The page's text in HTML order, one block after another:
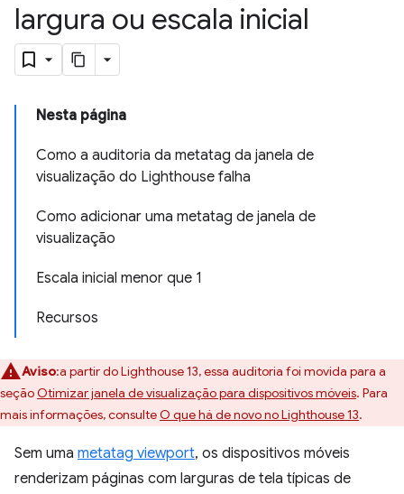
largura ou escala inicial
Nesta página
Como a auditoria da metatag da janela de
visualização do Lighthouse falha
Como adicionar uma metatag de janela de
visualização
Escala inicial menor que 1
Recursos
Aviso:a partir do Lighthouse 13, essa auditoria foi movida para a
seçãoOtimizar janela de visualização para dispositivos móveis. Para
mais informações, consulteO que há de novo no Lighthouse 13.
Sem uma metatag viewport, os dispositivos móveis
renderizam páginas com larguras de tela típicas de